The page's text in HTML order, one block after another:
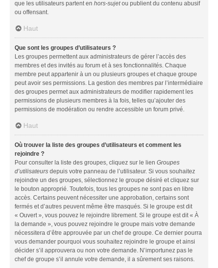
que les utilisateurs partent en hors-sujetou publient du contenu abusif
ou offensant.
Haut
Que sont les groupes d’utilisateurs ?
Les groupes permettent aux administrateurs de gérer l’accès des
membres et des invités au forum et à ses fonctionnalités. Chaque
membre peut appartenir à un ou plusieurs groupes et chaque groupe
peut avoir ses permissions. La gestion des membres par l’intermédiaire
des groupes permet aux administrateurs de modifier rapidement les
permissions de plusieurs membres à la fois, telles qu’ajouter des
permissions de modération ou rendre accessible un forum privé.
Haut
Où trouver la liste des groupes d’utilisateurs et comment les
rejoindre ?
Pour consulter la liste des groupes, cliquez sur le lien Groupes
d’utilisateurs depuis votre panneau de l’utilisateur. Si vous souhaitez
rejoindre un des groupes, sélectionnez le groupe désiré et cliquez sur
le bouton approprié. Toutefois, tous les groupes ne sont pas en libre
accès. Certains peuvent nécessiter une approbation, certains sont
fermés et d’autres peuvent même être masqués. Si le groupe est dit
« Ouvert », vous pouvez le rejoindre librement. Si le groupe est dit « À
la demande », vous pouvez rejoindre le groupe mais votre demande
nécessitera d’être approuvée par un chef de groupe. Ce dernier pourra
vous demander pourquoi vous souhaitez rejoindre le groupe et ainsi
décider s’il approuvera ou non votre demande. N’importunez pas le
chef de groupe s’il annule votre demande, il a sûrement ses raisons.